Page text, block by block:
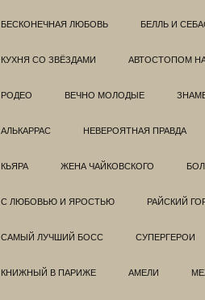
БЕСКОНЕЧНАЯ ЛЮБОВЬ БЕЛЛЬ И
КУХНЯ СО ЗВЁЗДАМИ АВТОСТОПОМ
РОДЕО ВЕЧНО МОЛОДЫЕ
АЛЬКАРРАС НЕВЕРОЯТНАЯ ПРАВДА
КЬЯРА ЖЕНА ЧАЙКОВСКОГО
С ЛЮБОВЬЮ И ЯРОСТЬЮ РАЙСКИЙ
САМЫЙ ЛУЧШИЙ БОСС СУПЕРГЕРОИ
КНИЖНЫЙ В ПАРИЖЕ АМЕЛИ